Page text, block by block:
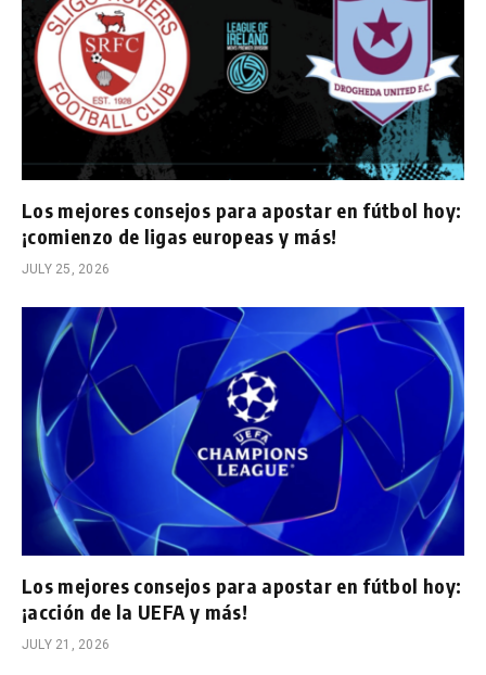
Los mejores consejos para apostar en fútbol hoy:
¡comienzo de ligas europeas y más!
JULY 25, 2026
Los mejores consejos para apostar en fútbol hoy:
¡acción de la UEFA y más!
JULY 21, 2026